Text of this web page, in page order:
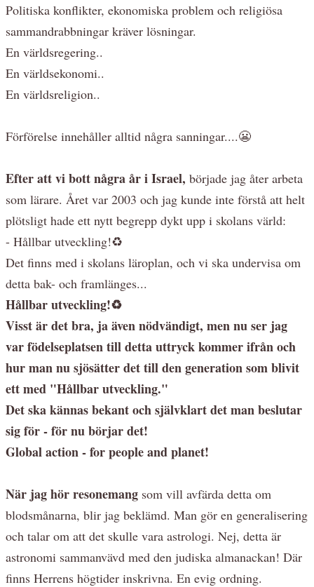
Politiska konflikter, ekonomiska problem och religiösa
sammandrabbningar kräver lösningar.
En världsregering..
En världsekonomi..
En världsreligion..
Förförelse innehåller alltid några sanningar....😬
Efter att vi bott några år i Israel, började jag åter arbeta
som lärare. Året var 2003 och jag kunde inte förstå att helt
plötsligt hade ett nytt begrepp dykt upp i skolans värld:
- Hållbar utveckling!♻️
Det finns med i skolans läroplan, och vi ska undervisa om
detta bak- och framlänges...
Hållbar utveckling!♻️
Visst är det bra, ja även nödvändigt, men nu ser jag
var födelseplatsen till detta uttryck kommer ifrån och
hur man nu sjösätter det till den generation som blivit
ett med "Hållbar utveckling."
Det ska kännas bekant och självklart det man beslutar
sig för - för nu börjar det!
Global action - for people and planet!
När jag hör resonemang som vill avfärda detta om
blodsmånarna, blir jag beklämd. Man gör en generalisering
och talar om att det skulle vara astrologi. Nej, detta är
astronomi sammanvävd med den judiska almanackan! Där
finns Herrens högtider inskrivna. En evig ordning.